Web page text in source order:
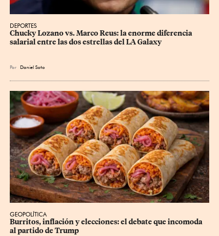
DEPORTES
Chucky Lozano vs. Marco Reus: la enorme diferencia
salarial entre las dos estrellas del LA Galaxy
Por Daniel Soto
GEOPOLÍTICA
Burritos, inflación y elecciones: el debate que incomoda
al partido de Trump